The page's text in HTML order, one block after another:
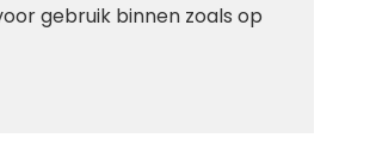
gebruik binnen zoals op